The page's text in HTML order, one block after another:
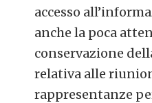
accesso
anche la poca
conservazione
relativa alle
rappresentanze